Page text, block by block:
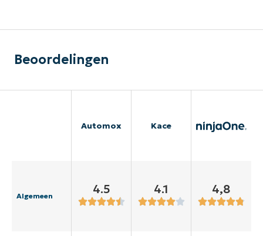
Beoordelingen
Automox Kace
Algemeen 4.5 4.1 4,8